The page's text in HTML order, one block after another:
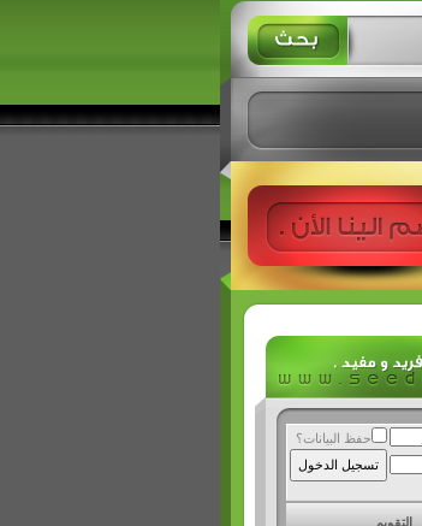
حفظ البيانات؟
التقويم